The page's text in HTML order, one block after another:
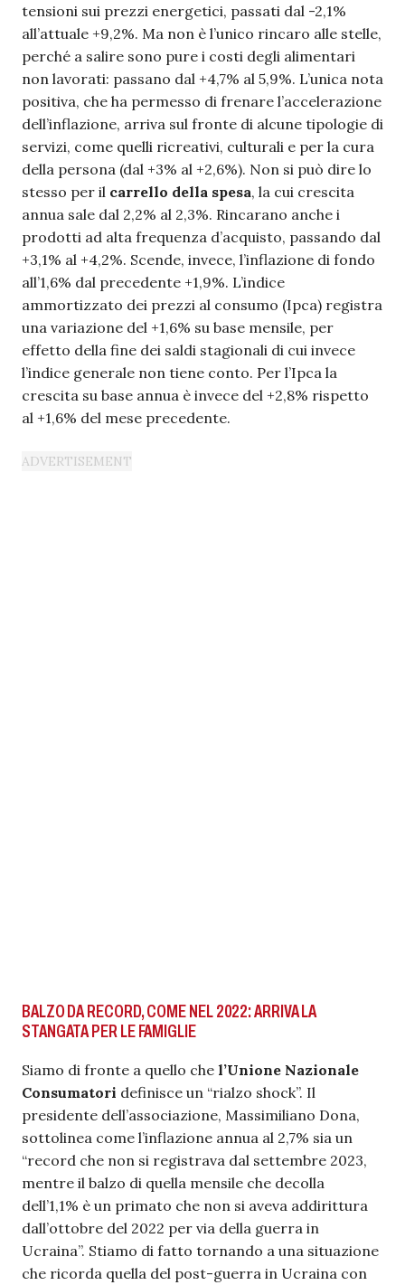
tensioni sui prezzi energetici, passati dal -2,1%
all’attuale +9,2%. Ma non è l’unico rincaro alle stelle,
perché a salire sono pure i costi degli alimentari
non lavorati: passano dal +4,7% al 5,9%. L’unica nota
positiva, che ha permesso di frenare l’accelerazione
dell’inflazione, arriva sul fronte di alcune tipologie di
servizi, come quelli ricreativi, culturali e per la cura
della persona (dal +3% al +2,6%). Non si può dire lo
stesso per il carrello della spesa, la cui crescita
annua sale dal 2,2% al 2,3%. Rincarano anche i
prodotti ad alta frequenza d’acquisto, passando dal
+3,1% al +4,2%. Scende, invece, l’inflazione di fondo
all’1,6% dal precedente +1,9%. L’indice
ammortizzato dei prezzi al consumo (Ipca) registra
una variazione del +1,6% su base mensile, per
effetto della fine dei saldi stagionali di cui invece
l’indice generale non tiene conto. Per l’Ipca la
crescita su base annua è invece del +2,8% rispetto
al +1,6% del mese precedente.
BALZO DA RECORD, COME NEL 2022: ARRIVA LA
STANGATA PER LE FAMIGLIE
Siamo di fronte a quello che l’Unione Nazionale
Consumatori definisce un “rialzo shock”. Il
presidente dell’associazione, Massimiliano Dona,
sottolinea come l’inflazione annua al 2,7% sia un
“record che non si registrava dal settembre 2023,
mentre il balzo di quella mensile che decolla
dell’1,1% è un primato che non si aveva addirittura
dall’ottobre del 2022 per via della guerra in
Ucraina”. Stiamo di fatto tornando a una situazione
che ricorda quella del post-guerra in Ucraina con